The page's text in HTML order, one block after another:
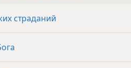
страданий